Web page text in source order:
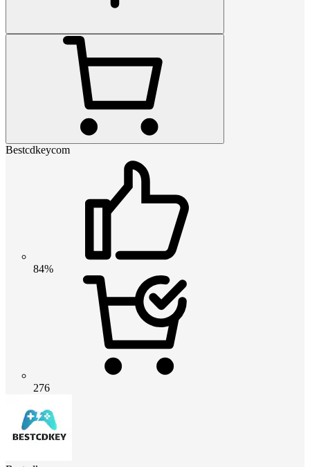
Bestcdkeycom
84%
276